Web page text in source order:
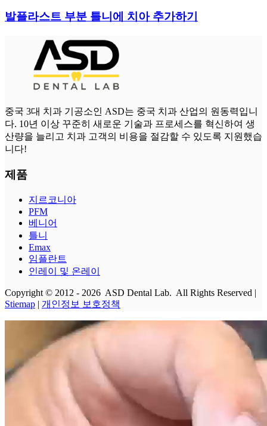
발플라스트 부분 틀니에 치아 추가하기
중국 3대 치과 기공소인 ASD는 중국 치과 산업의 원동력입니
다. 10년 이상 꾸준히 새로운 기술과 프로세스를 혁신하여 생
산량을 늘리고 치과 고객의 비용을 절감할 수 있도록 지원했습
니다!
제품
지르코니아
PFM
베니어
틀니
Emax
임플란트
인레이 및 온레이
Copyright © 2012 - 2026 ASD Dental Lab. All Rights Reserved |
Stiemap | 개인정보 보호정책